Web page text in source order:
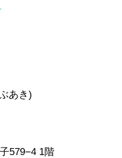
あき)
579−4 1階